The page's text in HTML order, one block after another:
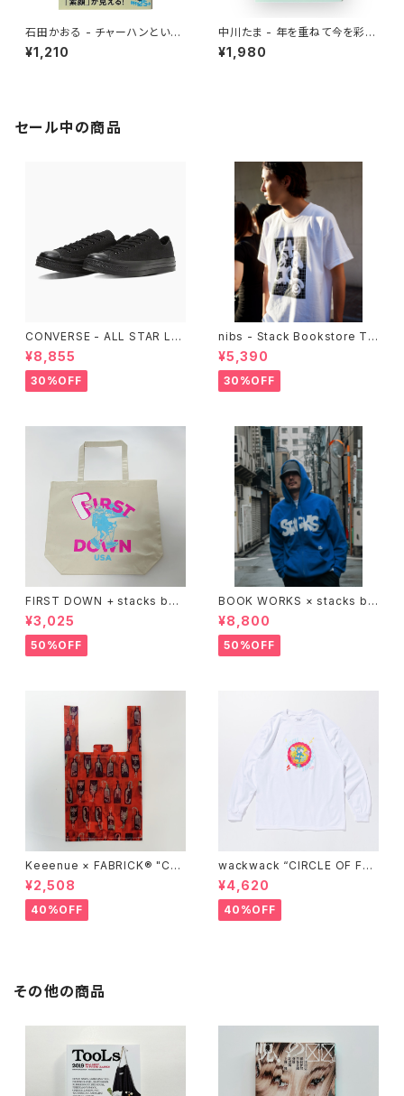
石田かおる - チャーハンという
迷宮 なぜ国民食になったのか
¥1,210
中川たま - 年を重ねて今を彩る
暦の手仕事
¥1,980
セール中の商品
CONVERSE - ALL STAR LG
CY OX （ALL BLACK)
¥8,855
30%OFF
nibs - Stack Bookstore Te
e
¥5,390
30%OFF
FIRST DOWN + stacks boo
kstore BIG TOTE
¥3,025
50%OFF
BOOK WORKS × stacks bo
okstore "Jimbocho Beat Li
brary zip up hood"
¥8,800
50%OFF
Keeenue × FABRICK®︎ "CO
MPACT SHOPPING BAG" st
acks Exclusive model
¥2,508
40%OFF
wackwack “CIRCLE OF FRI
ENDS” L/S TEE
¥4,620
40%OFF
その他の商品